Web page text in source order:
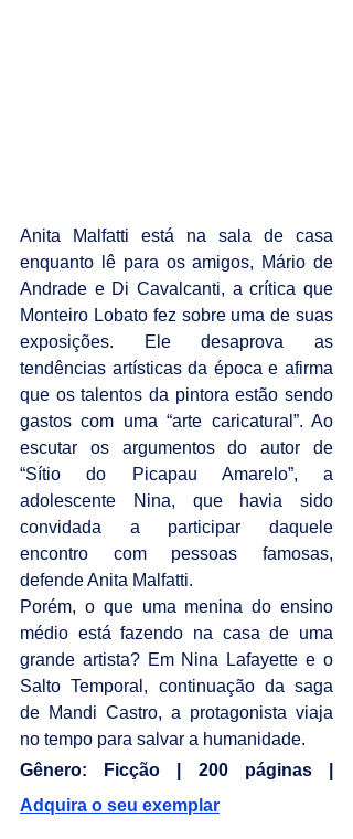
Anita Malfatti está na sala de casa
enquanto lê para os amigos, Mário de
Andrade e Di Cavalcanti, a crítica que
Monteiro Lobato fez sobre uma de suas
exposições. Ele desaprova as
tendências artísticas da época e afirma
que os talentos da pintora estão sendo
gastos com uma “arte caricatural”. Ao
escutar os argumentos do autor de
“Sítio do Picapau Amarelo”, a
adolescente Nina, que havia sido
convidada a participar daquele
encontro com pessoas famosas,
defende Anita Malfatti.
Porém, o que uma menina do ensino
médio está fazendo na casa de uma
grande artista? Em Nina Lafayette e o
Salto Temporal, continuação da saga
de Mandi Castro, a protagonista viaja
no tempo para salvar a humanidade.
Adquira o seu exemplar